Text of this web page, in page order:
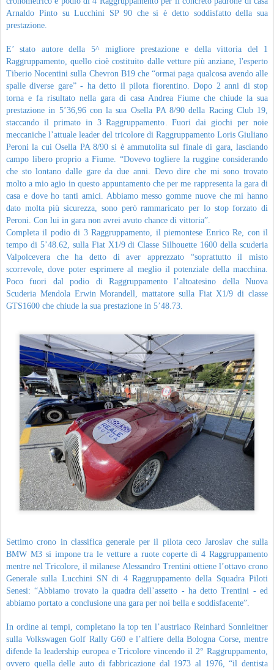
Arnaldo Pinto su Lucchini SP 90 che si è detto soddisfatto della sua
prestazione.
E’ stato autore della 5^ migliore prestazione e della vittoria del 1
Raggruppamento, quello cioè costituito dalle vetture più anziane, l'esperto
Tiberio Nocentini sulla Chevron B19 che “ormai paga qualcosa avendo alle
spalle diverse gare” - ha detto il pilota fiorentino. Dopo 2 anni di stop
torna e fa risultato nella gara di casa Andrea Fiume che chiude la sua
prestazione in 5’36,96 con la sua Osella PA 8/90 della Racing Club 19,
staccando il primato in 3 Raggruppamento. Fuori dai giochi per noie
meccaniche l’attuale leader del tricolore di Raggruppamento Loris Giuliano
Peroni la cui Osella PA 8/90 si è ammutolita sul finale di gara, lasciando
campo libero proprio a Fiume. “Dovevo togliere la ruggine considerando
che sto lontano dalle gare da due anni. Devo dire che mi sono trovato
molto a mio agio in questo appuntamento che per me rappresenta la gara di
casa e dove ho tanti amici. Abbiamo messo gomme nuove che mi hanno
dato molta più sicurezza, sono però rammaricato per lo stop forzato di
Peroni. Con lui in gara non avrei avuto chance di vittoria”.
Completa il podio di 3 Raggruppamento, il piemontese Enrico Re, con il
tempo di 5’48.62, sulla Fiat X1/9 di Classe Silhouette 1600 della scuderia
Valpolcevera che ha detto di aver apprezzato “soprattutto il misto
scorrevole, dove poter esprimere al meglio il potenziale della macchina.
Poco fuori dal podio di Raggruppamento l’altoatesino della Nuova
Scuderia Mendola Erwin Morandell, mattatore sulla Fiat X1/9 di classe
GTS1600 che chiude la sua prestazione in 5’48.73.
Settimo crono in classifica generale per il pilota ceco Jaroslav che sulla
BMW M3 si impone tra le vetture a ruote coperte di 4 Raggruppamento
mentre nel Tricolore, il milanese Alessandro Trentini ottiene l’ottavo crono
Generale sulla Lucchini SN di 4 Raggruppamento della Squadra Piloti
Senesi: “Abbiamo trovato la quadra dell’assetto - ha detto Trentini - ed
abbiamo portato a conclusione una gara per noi bella e soddisfacente”.
In ordine ai tempi, completano la top ten l’austriaco Reinhard Sonnleitner
sulla Volkswagen Golf Rally G60 e l’alfiere della Bologna Corse, mentre
difende la leadership europea e Tricolore vincendo il 2° Raggruppamento,
ovvero quella delle auto di fabbricazione dal 1973 al 1976, “il dentista